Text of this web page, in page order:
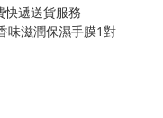
快遞送貨服務
味滋潤保濕手膜1對